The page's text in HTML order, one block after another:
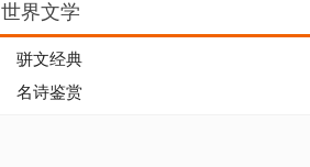
世界文学
骈文经典
名诗鉴赏